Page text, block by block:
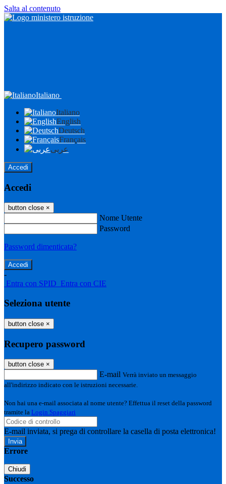
Salta al contenuto
Italiano
Italiano
English
Deutsch
Français
عربى
Accedi
Accedi
button close ×
Nome Utente
Password
Password dimenticata?
-
Entra con SPID Entra con CIE
Seleziona utente
button close ×
Recupero password
button close ×
E-mail Verrà inviato un messaggio
all'indirizzo indicato con le istruzioni necessarie.
Non hai una e-mail associata al nome utente? Effettua il reset della password
tramite la Login Spaggiari
E-mail inviata, si prega di controllare la casella di posta elettronica!
Errore
Chiudi
Successo